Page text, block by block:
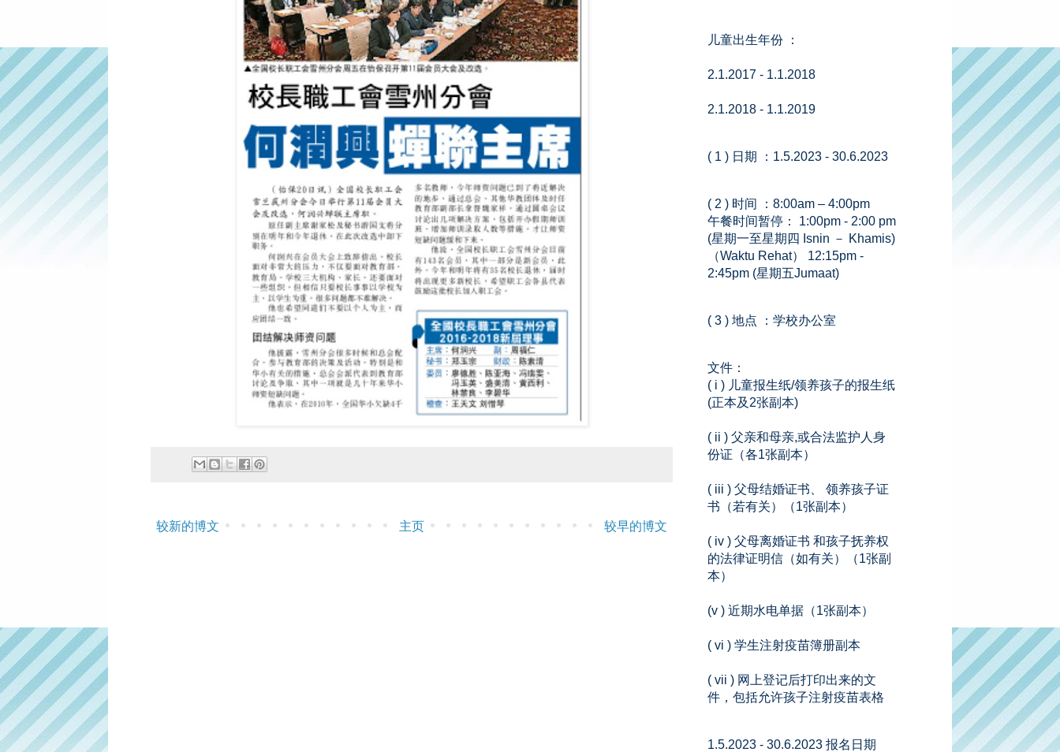
较新的博文 较早的博文
主页
儿童出生年份 ：
2.1.2017 - 1.1.2018
2.1.2018 - 1.1.2019
( 1 ) 日期 ：1.5.2023 - 30.6.2023
( 2 ) 时间 ：8:00am – 4:00pm
午餐时间暂停： 1:00pm - 2:00 pm
(星期一至星期四 Isnin － Khamis)
（Waktu Rehat） 12:15pm -
2:45pm (星期五Jumaat)
( 3 ) 地点 ：学校办公室
文件：
( i ) 儿童报生纸/领养孩子的报生纸
(正本及2张副本)
( ii ) 父亲和母亲,或合法监护人身
份证（各1张副本）
( iii ) 父母结婚证书、 领养孩子证
书（若有关）（1张副本）
( iv ) 父母离婚证书 和孩子抚养权
的法律证明信（如有关）（1张副
本）
(v ) 近期水电单据（1张副本）
( vi ) 学生注射疫苗簿册副本
( vii ) 网上登记后打印出来的文
件，包括允许孩子注射疫苗表格
1.5.2023 - 30.6.2023 报名日期